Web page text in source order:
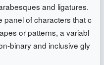
and ligatures.
panel of characters that c
or patterns, a variabl
binary and inclusive gly